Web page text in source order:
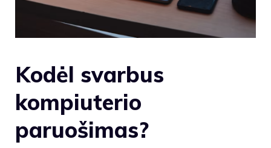
Kodėl svarbus
kompiuterio
paruošimas?